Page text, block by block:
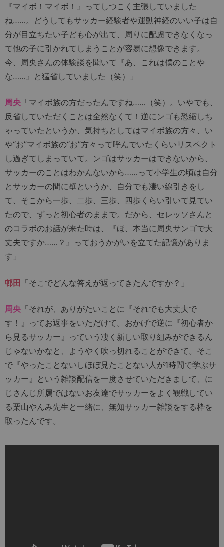
『マイボ！マイボ！』ってしつこく主張していました
ね……。どうしてもサッカー経験者や運動神経のいい子は自
分が目立ちたい子ども心が出て、周りに配慮できなくなっ
て他の子に引かれてしまうことが容易に想像できます。
今、周央さんの体験談を聞いて『あ、これは僕のことや
な……』と猛省していました（笑）」
周央 「マイボ族の方だったんですね……（笑）。いやでも、
反省していただくことは全然なくて！逆にンゴも恐縮しち
ゃっていたというか、気持ちとしてはマイボ族の方々、い
や“お”マイボ族の“お”方々って呼んでいたくらいリスペクト
し過ぎてしまっていて。ンゴはサッカーはできないから、
サッカーのことはわかんないから……って小学生の頃は自分
とサッカーの間に壁というか、自分でも凄い線引きをし
て、そこから一歩、二歩、三歩、四歩くらい引いて見てい
たので、ずっと初心者のままで。だから、セレッソさんと
のコラボのお話が来た時は、『ほ、本当に周央サンゴで大
丈夫ですか……？』っておうかがいを立てた記憶がありま
す」
邨田 「そこでどんな答えが返ってきたんですか？」
周央 「それが、ありがたいことに『それでも大丈夫で
す！』ってお返事をいただけて。おかげで逆に『初心者か
ら見るサッカー』っていう凄く新しい取り組みができるん
じゃないかなと、ようやく吹っ切れることができて。そこ
で『やったことないしほぼ見たことない人が1時間で学ぶサ
ッカー』という雑談配信を一度させていただきまして、に
じさんじ所属ではないお友達でサッカーをよく観戦してい
る栗山やんみ先生と一緒に、無知サッカー雑談をする枠を
取ったんです。